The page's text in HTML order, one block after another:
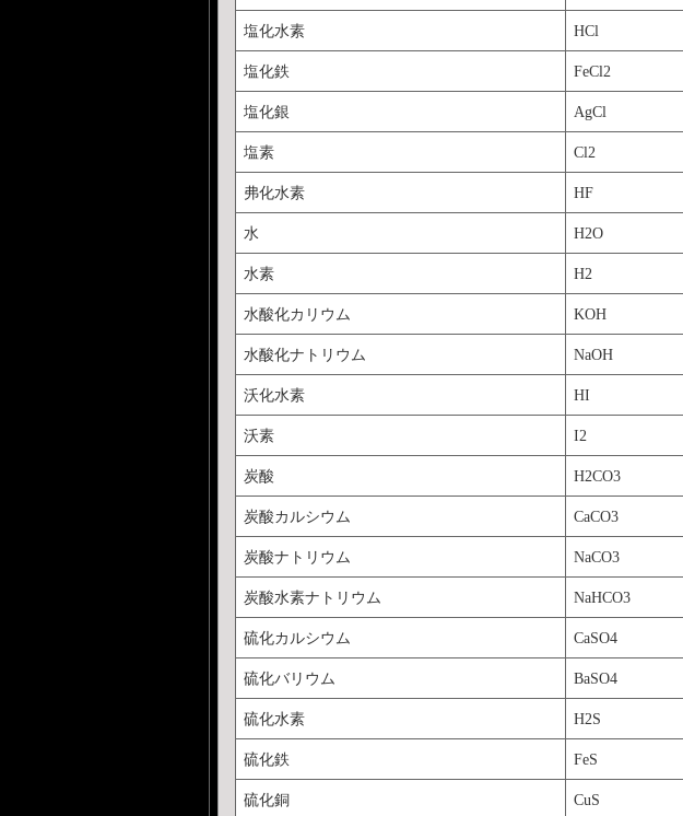
塩化水素 HCl
塩化鉄 FeCl2
塩化銀 AgCl
塩素 Cl2
弗化水素 HF
水 H2O
水素 H2
水酸化カリウム KOH
水酸化ナトリウム NaOH
沃化水素 HI
沃素 I2
炭酸 H2CO3
炭酸カルシウム CaCO3
炭酸ナトリウム NaCO3
炭酸水素ナトリウム NaHCO3
硫化カルシウム CaSO4
硫化バリウム BaSO4
硫化水素 H2S
硫化鉄 FeS
硫化銅 CuS